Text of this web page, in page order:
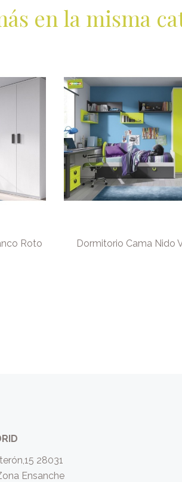
en la misma
Roto Dormitorio Cama Nido
28031
Ensanche